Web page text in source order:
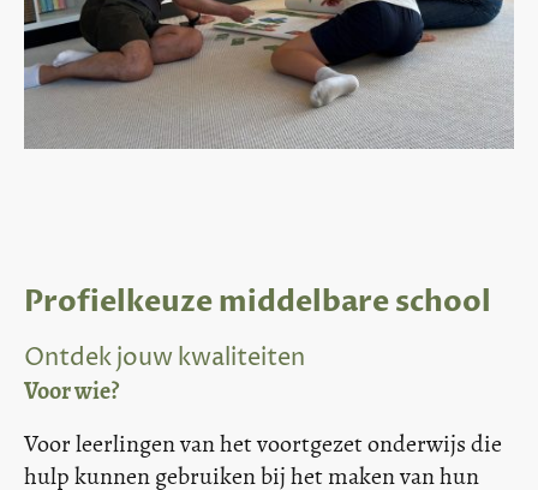
Profielkeuze middelbare school
Ontdek jouw kwaliteiten
Voor wie?
Voor leerlingen van het voortgezet onderwijs die
hulp kunnen gebruiken bij het maken van hun